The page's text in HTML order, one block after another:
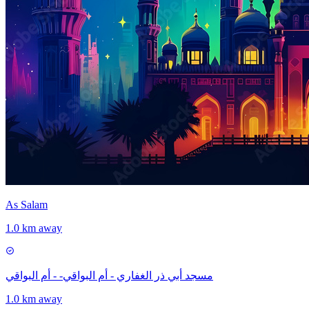
As Salam
1.0 km away
مسجد أبي ذر الغفاري - أم البواقي- - أم البواقي
1.0 km away